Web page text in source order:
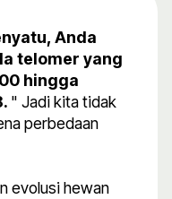
Anda
telomer yang
hingga
" Jadi kita tidak
perbedaan
evolusi hewan